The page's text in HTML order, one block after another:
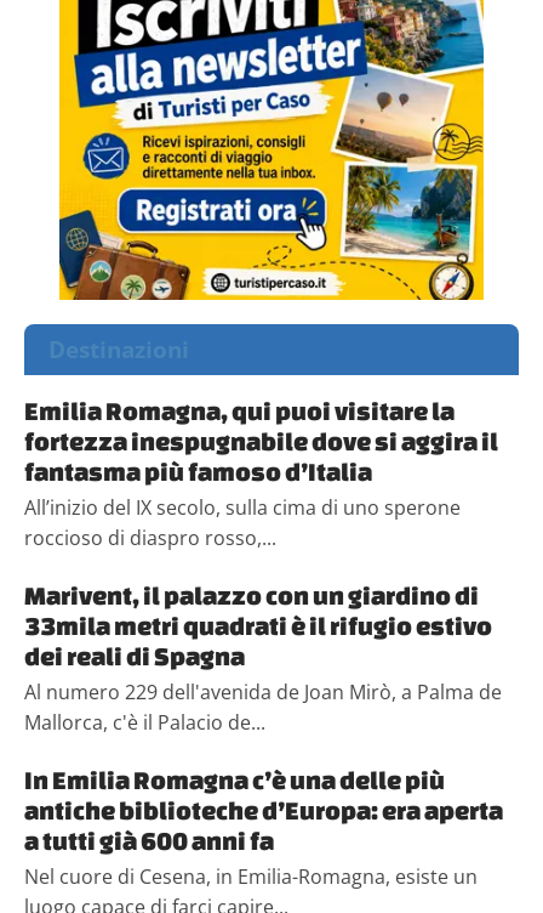
Destinazioni
Emilia Romagna, qui puoi visitare la
fortezza inespugnabile dove si aggira il
fantasma più famoso d’Italia
All’inizio del IX secolo, sulla cima di uno sperone
roccioso di diaspro rosso,...
Marivent, il palazzo con un giardino di
33mila metri quadrati è il rifugio estivo
dei reali di Spagna
Al numero 229 dell'avenida de Joan Mirò, a Palma de
Mallorca, c'è il Palacio de...
In Emilia Romagna c’è una delle più
antiche biblioteche d’Europa: era aperta
a tutti già 600 anni fa
Nel cuore di Cesena, in Emilia-Romagna, esiste un
luogo capace di farci capire...